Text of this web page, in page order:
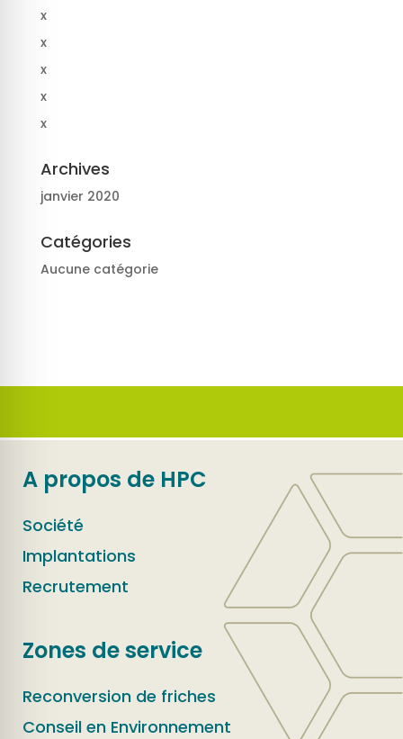
x
x
x
x
x
Archives
janvier 2020
Catégories
Aucune catégorie
A propos de HPC
Société
Implantations
Recrutement
Zones de service
Reconversion de friches
Conseil en Environnement